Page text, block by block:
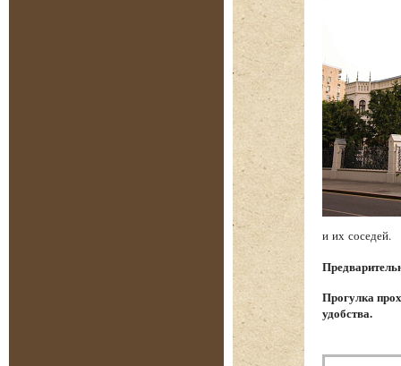
и их соседей.
Прогулка
удобства.